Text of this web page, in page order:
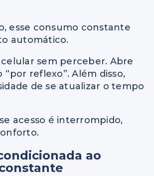
esse consumo constante
automático.
sem perceber. Abre
“por reflexo”. Além disso,
de se atualizar o tempo
acesso é interrompido,
ao